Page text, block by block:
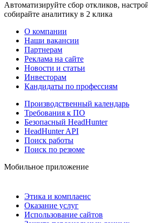
Автоматизируйте сбор откликов,
собирайте аналитику в 2 клика
О компании
Наши вакансии
Партнерам
Реклама на сайте
Новости и статьи
Инвесторам
Кандидаты по профессиям
Производственный календарь
Требования к ПО
Безопасный HeadHunter
HeadHunter API
Поиск работы
Поиск по резюме
Мобильное приложение
Этика и комплаенс
Оказание услуг
Использование сайтов